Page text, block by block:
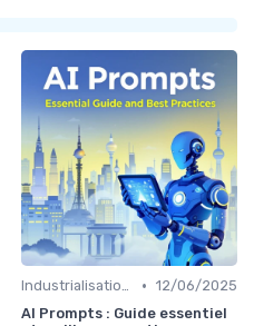
Industrialisation des process par IA • 12/06/2025
AI Prompts : Guide essentiel